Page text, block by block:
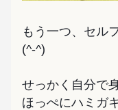
もう一つ、セル
(^-^)
せっかく自分で
ほっぺにハミガ